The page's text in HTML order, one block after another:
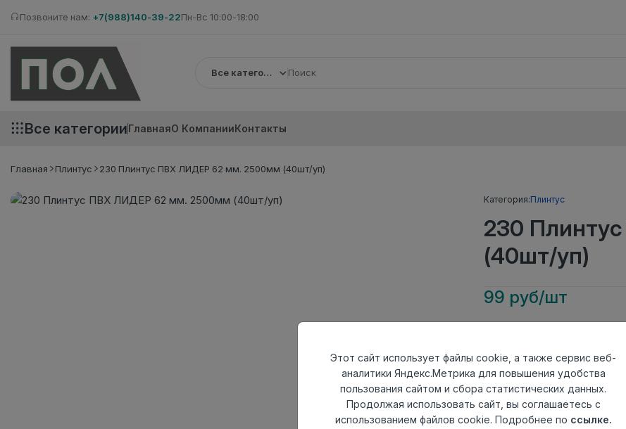
Позвоните нам: +7(988)140-39-22Пн-Вс 10:00-18:00
Все категории
Все категорииГлавнаяО КомпанииКонтакты
Главная Плинтус 230 Плинтус ПВХ ЛИДЕР 62 мм. 2500мм (40шт/уп)
Категория:Плинтус
230
(40шт/уп)
99 руб/шт
Материал
ПВХ
Осталось40 шт
Этот сайт использует файлы cookie, а также сервис веб-
аналитики Яндекс.Метрика для повышения удобства
пользования сайтом и сбора статистических данных.
Продолжая использовать сайт, вы соглашаетесь с
использованием файлов cookie. Подробнее по ссылке.